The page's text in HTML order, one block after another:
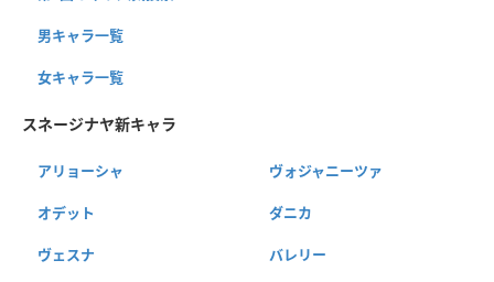
男キャラ一覧
女キャラ一覧
スネージナヤ新キャラ
アリョーシャ ヴォジャニーツァ
オデット ダニカ
ヴェスナ バレリー